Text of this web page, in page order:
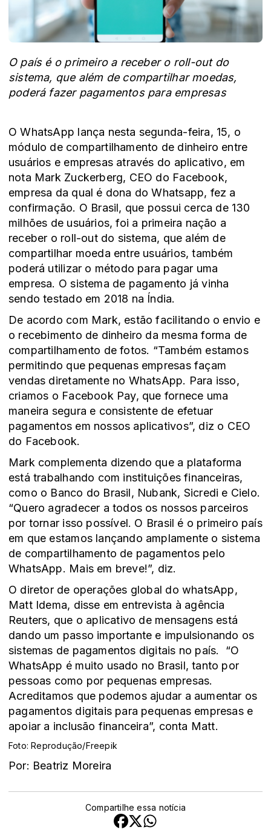
O país é o primeiro a receber o roll-out do
sistema, que além de compartilhar moedas,
poderá fazer pagamentos para empresas
O WhatsApp lança nesta segunda-feira, 15, o
módulo de compartilhamento de dinheiro entre
usuários e empresas através do aplicativo, em
nota Mark Zuckerberg, CEO do Facebook,
empresa da qual é dona do Whatsapp, fez a
confirmação. O Brasil, que possui cerca de 130
milhões de usuários, foi a primeira nação a
receber o roll-out do sistema, que além de
compartilhar moeda entre usuários, também
poderá utilizar o método para pagar uma
empresa. O sistema de pagamento já vinha
sendo testado em 2018 na Índia.
De acordo com Mark, estão facilitando o envio e
o recebimento de dinheiro da mesma forma de
compartilhamento de fotos. “Também estamos
permitindo que pequenas empresas façam
vendas diretamente no WhatsApp. Para isso,
criamos o Facebook Pay, que fornece uma
maneira segura e consistente de efetuar
pagamentos em nossos aplicativos”, diz o CEO
do Facebook.
Mark complementa dizendo que a plataforma
está trabalhando com instituições financeiras,
como o Banco do Brasil, Nubank, Sicredi e Cielo.
“Quero agradecer a todos os nossos parceiros
por tornar isso possível. O Brasil é o primeiro país
em que estamos lançando amplamente o sistema
de compartilhamento de pagamentos pelo
WhatsApp. Mais em breve!”, diz.
O diretor de operações global do whatsApp,
Matt Idema, disse em entrevista à agência
Reuters, que o aplicativo de mensagens está
dando um passo importante e impulsionando os
sistemas de pagamentos digitais no país. “O
WhatsApp é muito usado no Brasil, tanto por
pessoas como por pequenas empresas.
Acreditamos que podemos ajudar a aumentar os
pagamentos digitais para pequenas empresas e
apoiar a inclusão financeira”, conta Matt.
Foto: Reprodução/Freepik
Por: Beatriz Moreira
Compartilhe essa notícia